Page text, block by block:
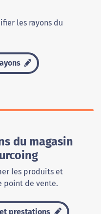
les rayons du
du magasin
les produits et
point de vente.
prestations